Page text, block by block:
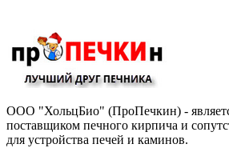
ООО "ХольцБио" (ПроПечкин) -
поставщиком печного кирпича и
для устройства печей и каминов.